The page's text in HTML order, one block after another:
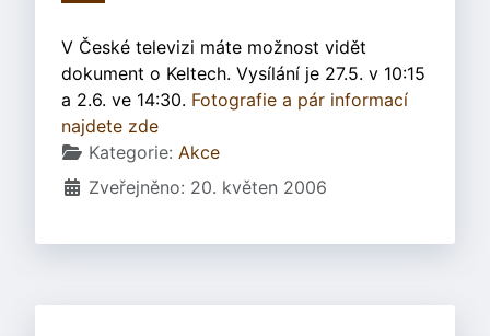
V České televizi máte možnost vidět
dokument o Keltech. Vysílání je 27.5. v 10:15
a 2.6. ve 14:30. Fotografie a pár informací
najdete zde
Základní údaje
Kategorie: Akce
Zveřejněno: 20. květen 2006